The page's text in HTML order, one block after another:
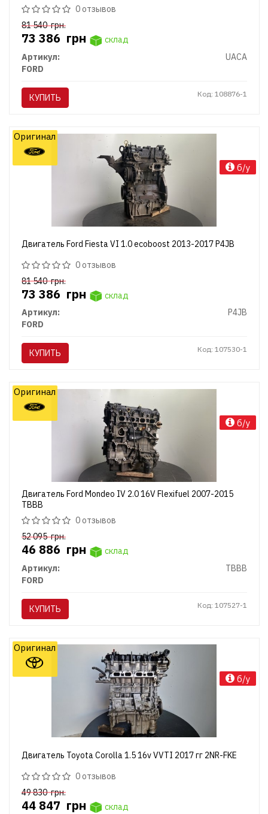
0 отзывов
81 540грн.
73 386 грн
склад
Артикул:
UACA
FORD
КУПИТЬ Код: 108876-1
Двигатель Ford Fiesta VI 1.0 ecoboost 2013-2017 P4JB
0 отзывов
81 540грн.
73 386 грн
склад
Артикул:
P4JB
FORD
КУПИТЬ Код: 107530-1
Оригинал
б/у
Двигатель Ford Mondeo IV 2.0 16V Flexifuel 2007-2015
TBBB
0 отзывов
52 095грн.
46 886 грн
склад
Артикул:
TBBB
FORD
КУПИТЬ Код: 107527-1
Оригинал
б/у
Двигатель Toyota Corolla 1.5 16v VVTI 2017 гг 2NR-FKE
0 отзывов
49 830грн.
44 847 грн
склад
Оригинал
б/у